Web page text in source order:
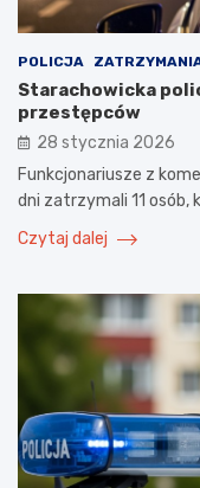
POLICJA
Starachowicka
przestępców
28 stycznia 2026
Funkcjonariusze z
dni zatrzymali 11 osób,
Czytaj dalej